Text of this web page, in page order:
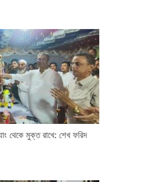
থেকে মুক্ত রাখে: শেখ ফরিদ